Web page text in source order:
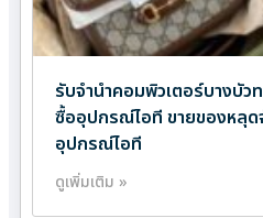
รับจำนำคอมพิวเตอร์บางบัว
ซื้ออุปกรณ์ไอที ขายของหลุด
อุปกรณ์ไอที
ดูเพิ่มเติม »